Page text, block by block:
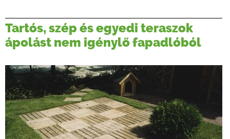
ONLINE KÉPZÉSEK
TERVEZÉSI SEGÉDLETEK
Tartós, szép és egyedi teraszok
ápolást nem igénylő fapadlóból